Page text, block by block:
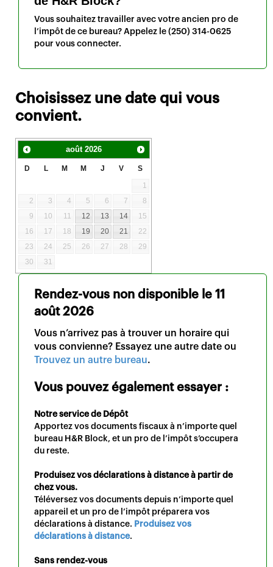
Vous souhaitez travailler avec votre ancien pro de
l’impôt de ce bureau? Appelez le (250) 314-0625
pour vous connecter.
Choisissez une date qui vous
convient.
août 2026
D L M M J V S
1
2
3 4 5 6 7
8
9
10 11 12 13 14
15
16
17 18 19 20 21
22
23
24 25 26 27 28
29
30
31
Rendez-vous non disponible le 11
août 2026
Vous n’arrivez pas à trouver un horaire qui
vous convienne? Essayez une autre date ou
Trouvez un autre bureau.
Vous pouvez également essayer :
Notre service de Dépôt
Apportez vos documents fiscaux à n’importe quel
bureau H&R Block, et un pro de l’impôt s’occupera
du reste.
Produisez vos déclarations à distance à partir de
chez vous.
Téléversez vos documents depuis n’importe quel
appareil et un pro de l’impôt préparera vos
déclarations à distance. Produisez vos
déclarations à distance.
Sans rendez-vous